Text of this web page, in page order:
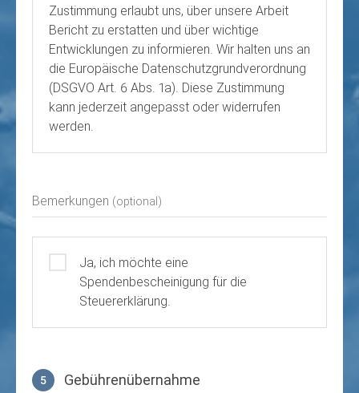
Zustimmung erlaubt uns, über unsere Arbeit
Bericht zu erstatten und über wichtige
Entwicklungen zu informieren. Wir halten uns an
die Europäische Datenschutzgrundverordnung
(DSGVO Art. 6 Abs. 1a). Diese Zustimmung
kann jederzeit angepasst oder widerrufen
werden.
Bemerkungen (optional)
Ja, ich möchte eine
Spendenbescheinigung für die
Steuererklärung.
5 Gebührenübernahme